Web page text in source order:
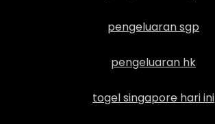
pengeluaran sgp
pengeluaran hk
togel singapore hari ini